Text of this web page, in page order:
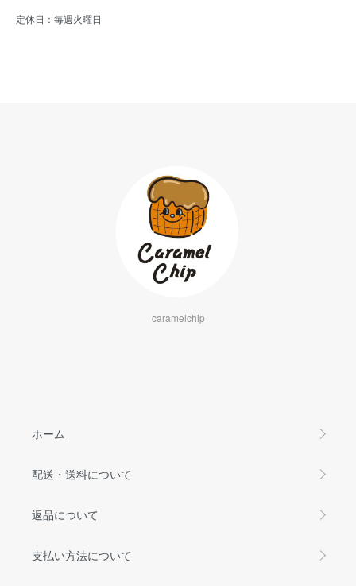
定休日：毎週火曜日
caramelchip
ホーム
配送・送料について
返品について
支払い方法について